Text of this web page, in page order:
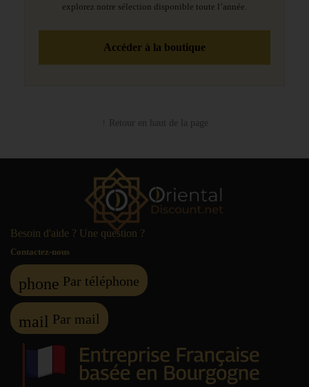
explorez notre sélection disponible toute l’année.
Accéder à la boutique
↑ Retour en haut de la page
Besoin d'aide ? Une question ?
Contactez-nous
phone Par téléphone
mail Par mail